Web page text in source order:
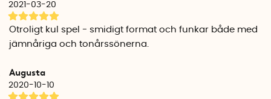
Mått: 12,5 cm x 12,5 cm x 4,5 cm
Speltid: 20+ min
Antal spelare/lag: 2-8
Från: 14+ år
2021-03-20
Otroligt kul spel - smidigt format och funkar både med
jämnåriga och tonårssönerna.
Augusta
2020-10-10